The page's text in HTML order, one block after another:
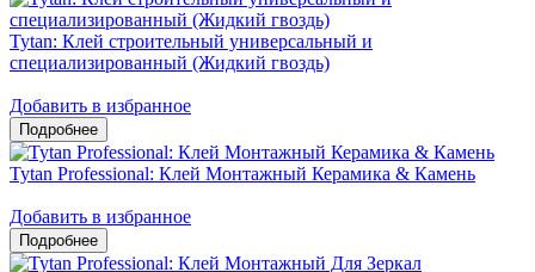
Tytan: Клей строительный универсальный и
специализированный (Жидкий гвоздь)
Добавить в избранное
Tytan Professional: Клей Монтажный Керамика & Камень
Добавить в избранное